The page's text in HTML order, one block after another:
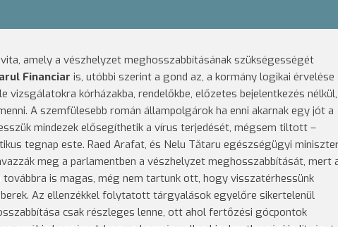
amely a vészhelyzet meghosszabbításának szükségességét
Financiar is, utóbbi szerint a gond az, a kormány logikai érvelése
vizsgálatokra kórházakba, rendelőkbe, előzetes bejelentkezés nélkül,
A szemfülesebb román állampolgárok ha enni akarnak egy jót a
mindezek elősegíthetik a vírus terjedését, mégsem tiltott –
tegnap este. Raed Arafat, és Nelu Tătaru egészségügyi
meg a parlamentben a vészhelyzet meghosszabbítását, mert
is magas, még nem tartunk ott, hogy visszatérhessünk
Az ellenzékkel folytatott tárgyalások egyelőre sikertelenül
csak részleges lenne, ott ahol fertőzési gócpontok